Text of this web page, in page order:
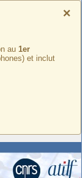
×
au 1er
et inclut